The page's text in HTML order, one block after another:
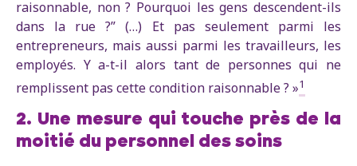
raisonnable, non ? Pourquoi les gens descendent-ils
dans la rue ?” (…) Et pas seulement parmi les
entrepreneurs, mais aussi parmi les travailleurs, les
employés. Y a-t-il alors tant de personnes qui ne
remplissent pas cette condition raisonnable ? »1
2. Une mesure qui touche près de la
moitié du personnel des soins